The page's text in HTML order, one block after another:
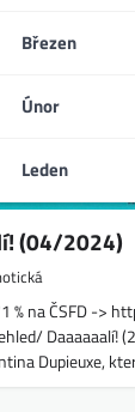
Březen
Únor
Leden
(04/2024)
% na ČSFD ->
Daaaaaalí!
Dupieuxe,